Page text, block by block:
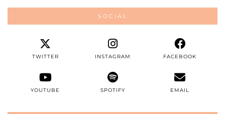
SOCIAL
TWITTER INSTAGRAM FACEBOOK
YOUTUBE SPOTIFY EMAIL